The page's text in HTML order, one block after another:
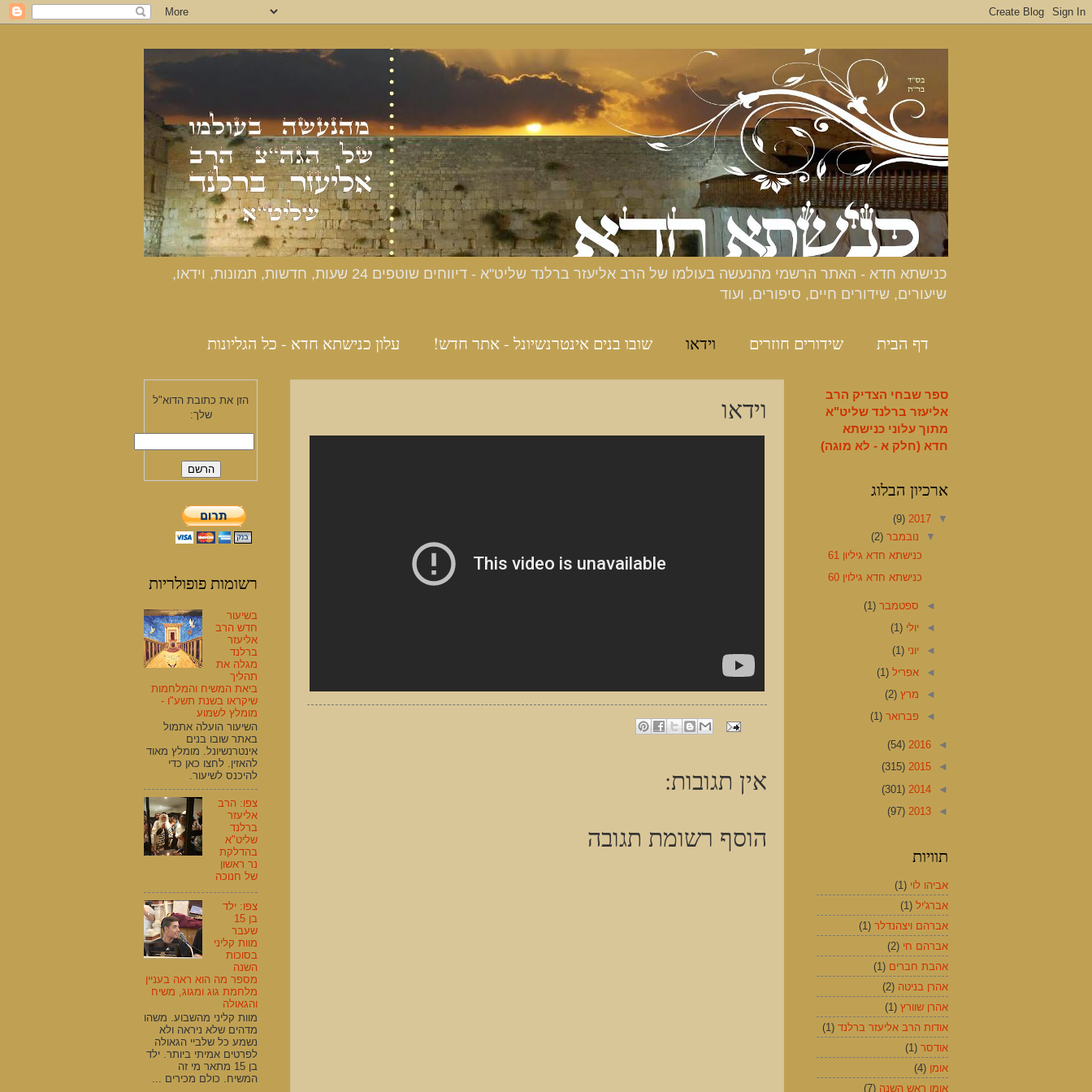
כנישתא חדא - האתר הרשמי מהנעשה בעולמו של הרב אליעזר ברלנד שליט"א - דיווחים שוטפים 24 שעות, חדשות, תמונות, וידאו,
שיעורים, שידורים חיים, סיפורים, ועוד
דף הבית שידורים חוזרים וידאו שובו בנים אינטרנשיונל - אתר חדש!
עלון כנישתא חדא - כל הגליונות
וידאו
אין תגובות:
הוסף רשומת תגובה
הזן את כתובת הדוא"ל
שלך:
רשומות פופולריות
בשיעור
חדש הרב
אליעזר
ברלנד
מגלה את
תהליך
ביאת המשיח והמלחמות
שיקראו בשנת תשע"ו -
מומלץ לשמוע
השיעור הועלה אתמול
באתר שובו בנים
אינטרנשיונל. מומלץ מאוד
להאזין. לחצו כאן כדי
להיכנס לשיעור.
צפו: הרב
אליעזר
ברלנד
שליט"א
בהדלקת
נר ראשון
של חנוכה
צפו: ילד
בן 15
שעבר
מוות קליני
בסוכות
השנה
מספר מה הוא ראה בעניין
מלחמת גוג ומגוג, משיח
והגאולה
מוות קליני מהשבוע. משהו
מדהים שלא ניראה ולא
נשמע כל שלביי הגאולה
לפרטים אמיתי ביותר. ילד
בן 15 מתאר מי זה
המשיח. כולם מכירים ...
ספר שבחי הצדיק הרב
אליעזר ברלנד שליט"א
מתוך עלוני כנישתא
חדא (חלק א - לא מוגה)
ארכיון הבלוג
▼
2017
(9)
▼ נובמבר(2)
כנישתא חדא גיליון 61
כנישתא חדא גילוין 60
◄ ספטמבר(1)
◄יולי(1)
◄יוני(1)
◄אפריל(1)
◄ מרץ(2)
◄ פברואר(1)
◄
2016
(54)
◄
2015
(315)
◄
2014
(301)
◄
2013
(97)
תוויות
אביהו לוי (1)
אברג'יל (1)
אברהם ויצהנדלר (1)
אברהם חי (2)
אהבת חברים (1)
אהרן בניטה (2)
אהרן שוורץ (1)
אודות הרב אליעזר ברלנד (1)
אודסר (1)
אומן (4)
אומן ראש השנה (7)